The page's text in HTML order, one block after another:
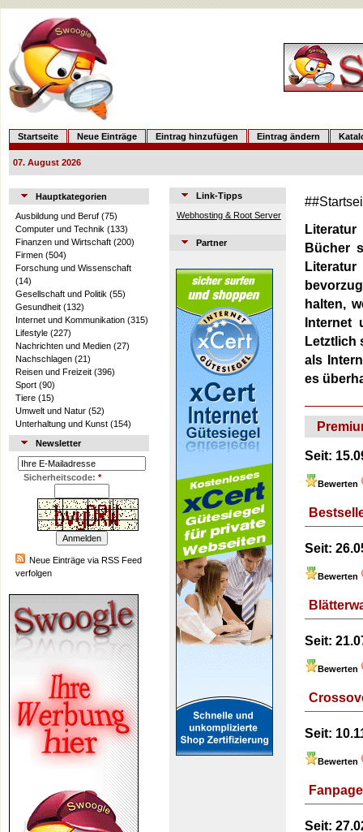
Startseite Neue Einträge Eintrag hinzufügen Eintrag ändern
07. August 2026
Hauptkategorien
Ausbildung und Beruf (75)
Computer und Technik (133)
Finanzen und Wirtschaft (200)
Firmen (504)
Forschung und Wissenschaft
(14)
Gesellschaft und Politik (55)
Gesundheit (132)
Internet und Kommunikation (315)
Lifestyle (227)
Nachrichten und Medien (27)
Nachschlagen (21)
Reisen und Freizeit (396)
Sport (90)
Tiere (15)
Umwelt und Natur (52)
Unterhaltung und Kunst (154)
Newsletter
Sicherheitscode: *
Neue Einträge via RSS Feed
verfolgen
Link-Tipps
Webhosting & Root Server
Partner
Literatur
Bücher
Literatur
halten,
Internet
Letztlich
als
es
Seit:
Bewerten
Seit:
Bewerten
Seit:
Bewerten
Seit:
Bewerten
Seit: